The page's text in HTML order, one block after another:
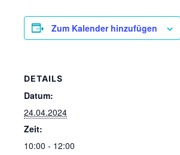
Zum Kalender hinzufügen
DETAILS
Datum:
24.04.2024
Zeit:
10:00 - 12:00